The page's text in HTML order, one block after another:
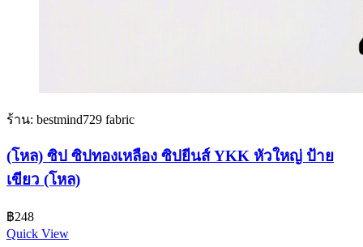
ร้าน: bestmind729 fabric
(โหล) ซิป ซิปทองเหลือง ซิปยีนส์ YKK หัวใหญ่ ป้าย
เขียว (โหล)
฿248
Quick View